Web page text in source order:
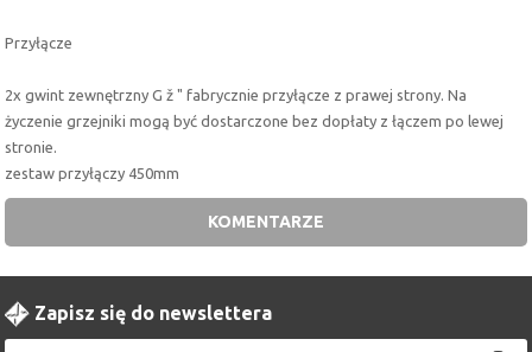
Przyłącze
2x gwint zewnętrzny G ž " fabrycznie przyłącze z prawej strony. Na
życzenie grzejniki mogą być dostarczone bez dopłaty z łączem po lewej
stronie.
zestaw przyłączy 450mm
KOMENTARZE
Zapisz się do newslettera